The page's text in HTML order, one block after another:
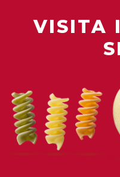
VISITA